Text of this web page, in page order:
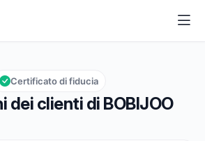
su 10
dei clienti di BOBIJOO
Certificato di fiducia